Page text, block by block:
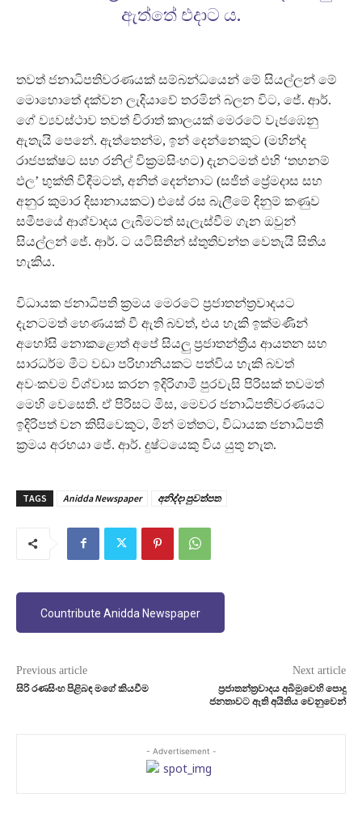
ඇත්තේ එදාට ය.
තවත් ජනාධිපතිවරණයක් සම්බන්ධයෙන් මේ සියල්ලන් මේ
මොහොතේ දක්වන ලැදියාවේ තරමින් බලන විට, ජේ. ආර්.
ගේ ව්‍යවස්ථාව තවත් චිරාත් කාලයක් මෙරටේ වැජඹෙනු
ඇතැයි පෙනේ. ඇත්තෙන්ම, ඉන් දෙන්නෙකුට (මහින්ද
රාජපක්ෂට සහ රනිල් වික්‍රමසිංහට) දැනටමත් එහි ‘තහනම්
ඵල’ භුක්ති විඳීමටත්, අනිත් දෙන්නාට (සජිත් ප්‍රේමදාස සහ
අනුර කුමාර දිසානායකට) එසේ රස බැලීමේ දිනුම් කණුව
සමීපයේ ආශ්වාදය ලැබීමටත් සැලැස්වීම ගැන ඔවුන්
සියල්ලන් ජේ. ආර්. ට යටිසිතින් ස්තුතිවන්ත වෙතැයි සිතිය
හැකිය.
විධායක ජනාධිපති ක්‍රමය මෙරටේ ප්‍රජාතන්ත්‍රවාදයට
දැනටමත් හෙණයක් වී ඇති බවත්, එය හැකි ඉක්මණින්
අහෝසි නොකළොත් අපේ සියලු ප්‍රජාතන්ත්‍රීය ආයතන සහ
සාරධර්ම මීට වඩා පරිහානියකට පත්විය හැකි බවත්
අවංකවම විශ්වාස කරන ඉදිරිගාමී පුරවැසි පිරිසක් තවමත්
මෙහි වෙසෙති. ඒ පිරිසට මිස, මෙවර ජනාධිපතිවරණයට
ඉදිරිපත් වන කිසිවෙකුට, මින් මත්තට, විධායක ජනාධිපති
ක්‍රමය අරභයා ජේ. ආර්. දුෂ්ටයෙකු විය යුතු නැත.
TAGS Anidda Newspaper අනිද්දා පුවත්පත
Countribute Anidda Newspaper
Previous article
සිරි රණසිංහ පිළිබඳ මගේ කියවීම
Next article
ප්‍රජාතන්ත්‍රවාදය අබිමුවෙහි පොදු
ජනතාවට ඇති අයිතිය වෙනුවෙන්
- Advertisement -